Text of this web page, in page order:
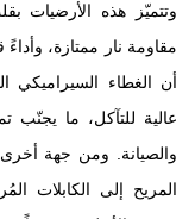
وتتميّز هذه الأرضيات
مقاومة نار ممتازة،
أن الغطاء السيراميكي
عالية للتآكل، ما يجنّب
والصيانة. ومن جهة
المريح إلى الكابلات